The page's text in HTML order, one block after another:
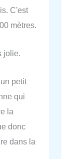
C'est
mètres.
jolie.
petit
qui
la
donc
dans la